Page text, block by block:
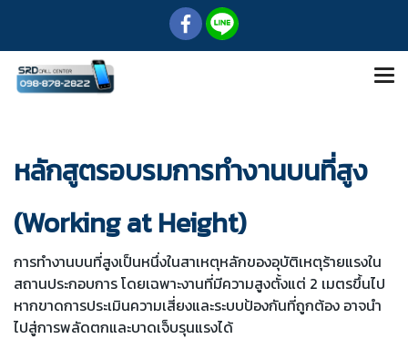
หลักสูตรอบรมการทำงานบนที่สูง
(Working at Height)
การทำงานบนที่สูงเป็นหนึ่งในสาเหตุหลักของอุบัติเหตุร้ายแรงใน
สถานประกอบการ โดยเฉพาะงานที่มีความสูงตั้งแต่ 2 เมตรขึ้นไป
หากขาดการประเมินความเสี่ยงและระบบป้องกันที่ถูกต้อง อาจนำ
ไปสู่การพลัดตกและบาดเจ็บรุนแรงได้